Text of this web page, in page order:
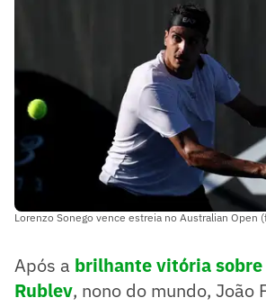
Lorenzo Sonego vence estreia no Australian Open
Após a brilhante vitória
Rublev, nono do mundo, João